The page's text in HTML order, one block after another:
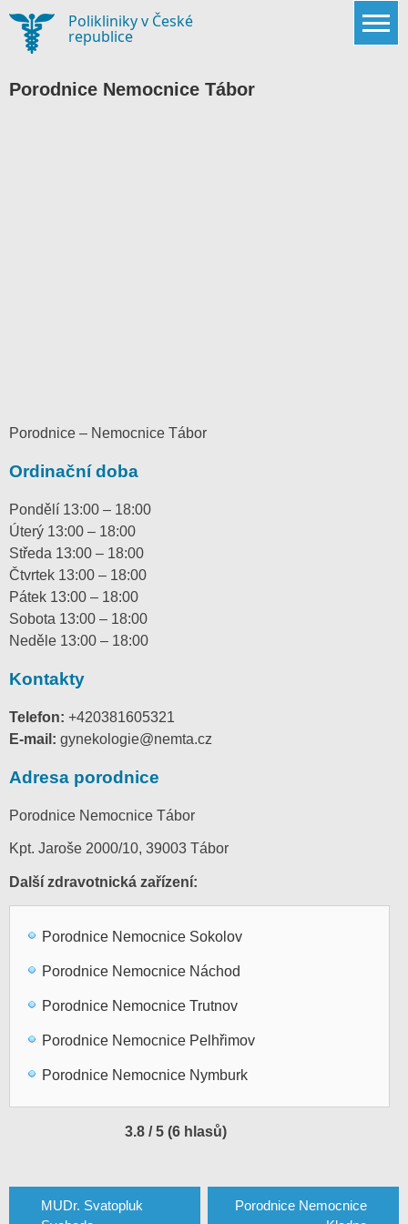
content
Polikliniky v České
republice
Porodnice Nemocnice Tábor
Porodnice – Nemocnice Tábor
Ordinační doba
Pondělí 13:00 – 18:00
Úterý 13:00 – 18:00
Středa 13:00 – 18:00
Čtvrtek 13:00 – 18:00
Pátek 13:00 – 18:00
Sobota 13:00 – 18:00
Neděle 13:00 – 18:00
Kontakty
Telefon: +420381605321
E-mail: gynekologie@nemta.cz
Adresa porodnice
Porodnice Nemocnice Tábor
Kpt. Jaroše 2000/10, 39003 Tábor
Další zdravotnická zařízení:
Porodnice Nemocnice Sokolov
Porodnice Nemocnice Náchod
Porodnice Nemocnice Trutnov
Porodnice Nemocnice Pelhřimov
Porodnice Nemocnice Nymburk
3.8 / 5 (6 hlasů)
MUDr. Svatopluk
Porodnice Nemocnice